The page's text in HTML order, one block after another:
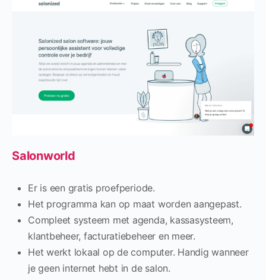
Salonworld
Er is een gratis proefperiode.
Het programma kan op maat worden aangepast.
Compleet systeem met agenda, kassasysteem,
klantbeheer, facturatiebeheer en meer.
Het werkt lokaal op de computer. Handig wanneer
je geen internet hebt in de salon.